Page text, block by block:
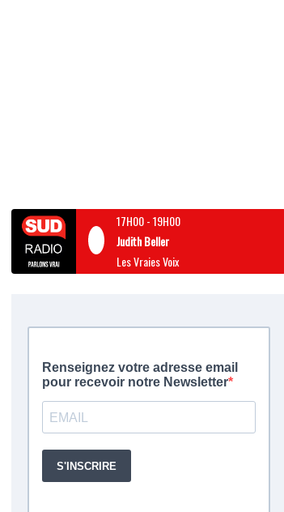
17H00-19H00
Judith Beller
Les Vraies Voix